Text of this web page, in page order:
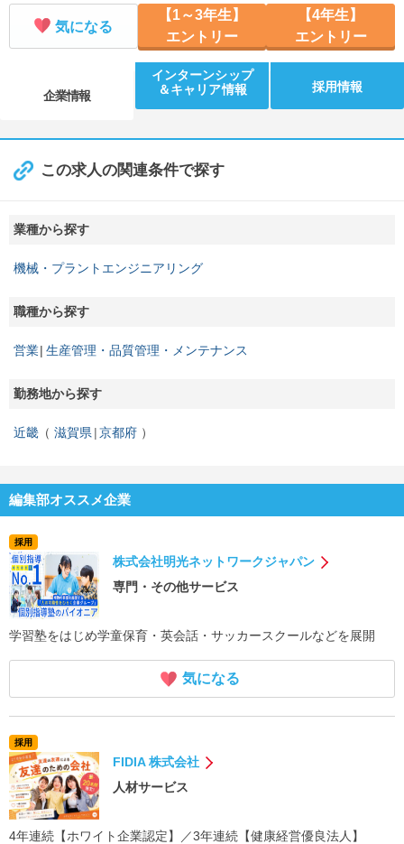
気になる
【1～3年生】
エントリー
【4年生】
エントリー
企業情報
インターンシップ
＆キャリア情報
採用情報
この求人の関連条件で探す
業種から探す
機械・プラントエンジニアリング
職種から探す
営業 生産管理・品質管理・メンテナンス
勤務地から探す
近畿 滋賀県 京都府
編集部オススメ企業
採用
株式会社明光ネットワークジャパン
専門・その他サービス
学習塾をはじめ学童保育・英会話・サッカースクールなどを展開
気になる
採用
FIDIA 株式会社
人材サービス
4年連続【ホワイト企業認定】／3年連続【健康経営優良法人】